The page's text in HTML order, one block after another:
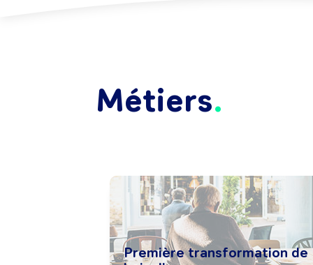
Métiers
Première transformation de